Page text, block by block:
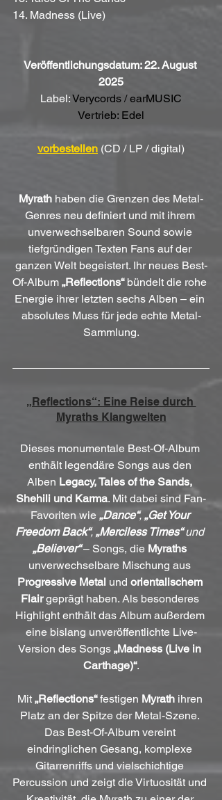
14. Madness (Live)
Veröffentlichungsdatum: 22. August
2025
Label: Verycords / earMUSIC
Vertrieb: Edel
vorbestellen (CD / LP / digital)
Myrath haben die Grenzen des Metal-
Genres neu definiert und mit ihrem
unverwechselbaren Sound sowie
tiefgründigen Texten Fans auf der
ganzen Welt begeistert. Ihr neues Best-
Of-Album „Reflections“ bündelt die rohe
Energie ihrer letzten sechs Alben – ein
absolutes Muss für jede echte Metal-
Sammlung.
„Reflections“: Eine Reise durch
Myraths Klangwelten
Dieses monumentale Best-Of-Album
enthält legendäre Songs aus den
Alben Legacy, Tales of the Sands,
Shehili und Karma. Mit dabei sind Fan-
Favoriten wie „Dance“, „Get Your
Freedom Back“, „Merciless Times“ und
„Believer“ – Songs, die Myraths
unverwechselbare Mischung aus
Progressive Metal und orientalischem
Flair geprägt haben. Als besonderes
Highlight enthält das Album außerdem
eine bislang unveröffentlichte Live-
Version des Songs „Madness (Live in
Carthage)“.
Mit „Reflections“ festigen Myrath ihren
Platz an der Spitze der Metal-Szene.
Das Best-Of-Album vereint
eindringlichen Gesang, komplexe
Gitarrenriffs und vielschichtige
Percussion und zeigt die Virtuosität und